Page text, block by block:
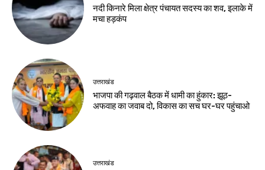
नदी किनारे मिला क्षेत्र पंचायत सदस्य का शव, इलाके में
मचा हड़कंप
उत्तराखंड
भाजपा की गढ़वाल बैठक में धामी का हुंकार: झूठ-
अफवाह का जवाब दो, विकास का सच घर-घर पहुंचाओ
उत्तराखंड